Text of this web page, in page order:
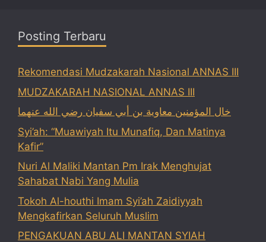
Posting Terbaru
Rekomendasi Mudzakarah Nasional ANNAS III
MUDZAKARAH NASIONAL ANNAS III
خال المؤمنين معاوية بن أبي سفيان رضي الله عنهما
Syi’ah: “Muawiyah Itu Munafiq, Dan Matinya
Kafir”
Nuri Al Maliki Mantan Pm Irak Menghujat
Sahabat Nabi Yang Mulia
Tokoh Al-houthi Imam Syi’ah Zaidiyyah
Mengkafirkan Seluruh Muslim
PENGAKUAN ABU ALI MANTAN SYIAH